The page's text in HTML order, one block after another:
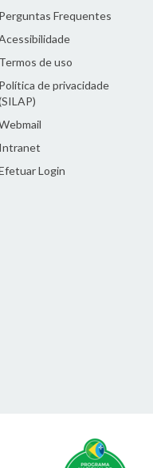
Perguntas Frequentes
Termos de uso
Política de privacidade
Intranet
Login